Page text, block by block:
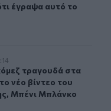
έγραψα αυτό το
μουσικό βίντεο
τραγουδά στα
τραγουδά στα
νέο βίντεο του
Μπένι Μπλάνκο